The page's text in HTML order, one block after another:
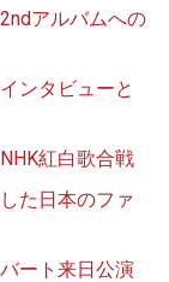
アルバムへの
ンタビューと
紅白歌合戦
た日本のファ
ート来日公演